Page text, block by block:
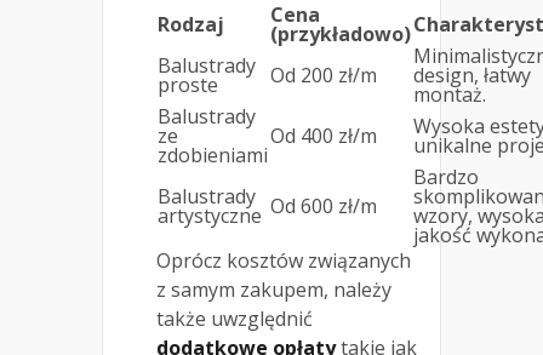
Rodzaj Cena
(przykładowo)
Balustrady
proste Od 200 zł/m design, łatwy
montaż.
Balustrady
ze
zdobieniami
Od 400 zł/m Wysoka
unikalne
Balustrady
artystyczne Od 600 zł/m
Bardzo
wzory,
jakość
Oprócz kosztów związanych
z samym zakupem, należy
także uwzględnić
dodatkowe opłatytakie jak